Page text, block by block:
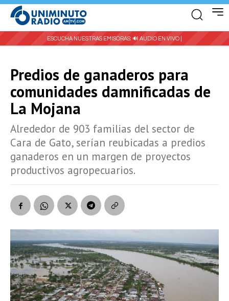
ESCUCHA NUESTRAS EMISORAS: 🔊 AUDIO EN VIVO |
Predios de ganaderos para
comunidades damnificadas de
La Mojana
Alrededor de 903 familias del sector de
Cara de Gato, serían reubicadas a predios
ganaderos en un margen de proyectos
productivos agropecuarios.